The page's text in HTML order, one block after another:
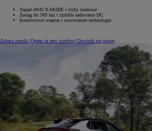
Napęd AWD X-MODE i tryby terenowe
Zasięg do 569 km i szybkie ładowanie DC
Komfortowe wnętrze i nowoczesne technologie
Zobacz cennik (Opens in new window) Dowiedz się więcej